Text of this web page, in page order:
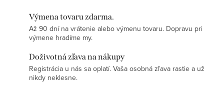
Výmena tovaru zdarma.
Až 90 dní na vrátenie alebo výmenu tovaru. Dopravu pri
výmene hradíme my.
Doživotná zľava na nákupy
Registrácia u nás sa oplatí. Vaša osobná zľava rastie a už
nikdy neklesne.